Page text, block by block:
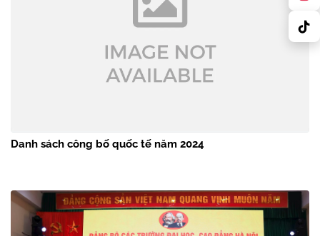
Danh sách công bố quốc tế năm 2024